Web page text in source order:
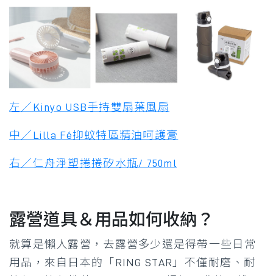
左／Kinyo USB手持雙扇葉風扇
中／Lilla Fé抑蚊特區精油呵護膏
右／仁舟淨塑捲捲矽水瓶/ 750ml
露營道具＆用品如何收納？
就算是懶人露營，去露營多少還是得帶一些日常
用品，來自日本的「 RING STAR」不僅耐磨、耐